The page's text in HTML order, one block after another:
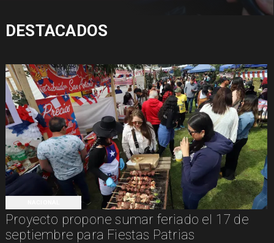
Proyecto propone sumar feriado el 17 de
septiembre para Fiestas Patrias
DESTACADOS